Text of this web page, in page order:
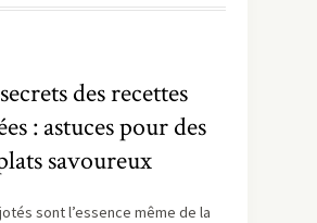
des recettes
: astuces pour des
savoureux
sont l’essence même de la